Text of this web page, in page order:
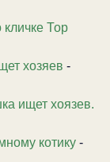
Тор
хозяев -
ищет хоязев.
котику -